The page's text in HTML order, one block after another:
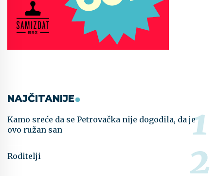
NAJČITANIJE
Kamo sreće da se Petrovačka nije dogodila, da je
ovo ružan san
Roditelji